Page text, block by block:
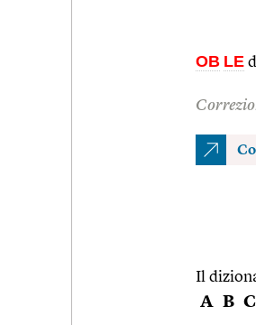
OB LE
Il
A B C